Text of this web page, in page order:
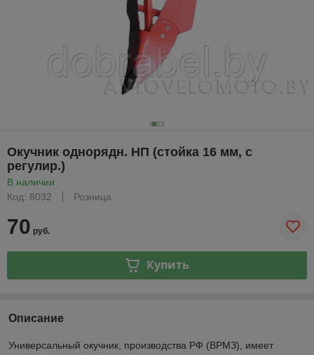
Окучник однорядн. НП (стойка 16 мм, с
регулир.)
В наличии
Код: 8032
Розница
70 руб.
Купить
Описание
Универсальный окучник, производства РФ (ВРМЗ), имеет